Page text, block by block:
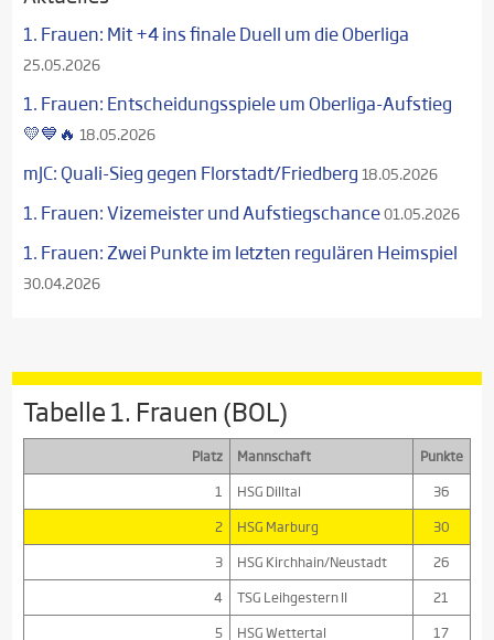
1. Frauen: Mit +4 ins finale Duell um die Oberliga
25.05.2026
1. Frauen: Entscheidungsspiele um Oberliga-Aufstieg
💛💙🔥 18.05.2026
mJC: Quali-Sieg gegen Florstadt/Friedberg 18.05.2026
1. Frauen: Vizemeister und Aufstiegschance01.05.2026
1. Frauen: Zwei Punkte im letzten regulären Heimspiel
30.04.2026
Tabelle 1. Frauen (BOL)
Platz Mannschaft
Punkte
1
HSG Dilltal
36
2
HSG Marburg
30
3
HSG Kirchhain/Neustadt
26
4
TSG Leihgestern II
21
5
HSG Wettertal
17